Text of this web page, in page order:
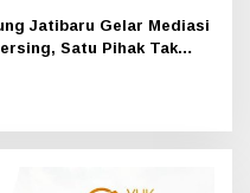
Jatibaru Gelar Mediasi
Satu Pihak Tak